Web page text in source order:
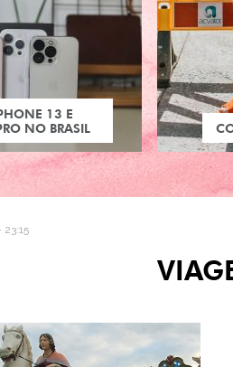
13 E
NO BRASIL
23:15